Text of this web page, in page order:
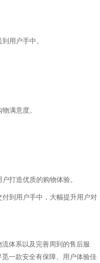
用户手中。
满意度。
打造优质的购物体验。
到用户手中，大幅提升用户对
体系以及完善周到的售后服
一款安全有保障、用户体验佳